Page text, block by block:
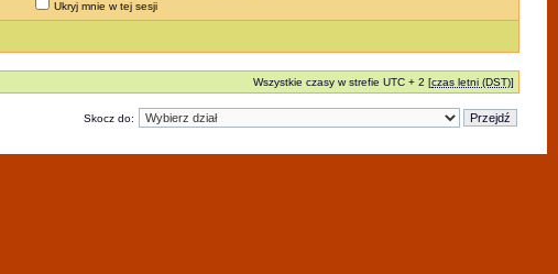
Ukryj mnie w tej sesji
Wszystkie czasy w strefie UTC + 2 [czas letni (DST)]
Skocz do: